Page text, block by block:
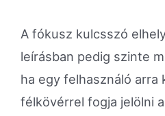
A fókusz kulcsszó
leírásban pedig szinte
ha egy felhasználó arra
félkövérrel fogja jelölni